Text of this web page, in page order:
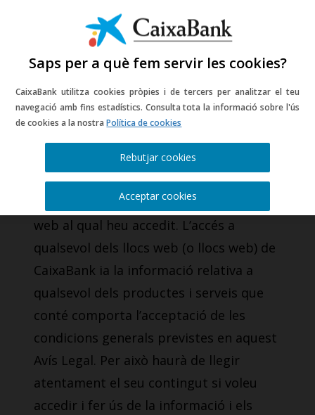
Saps per a què fem servir les cookies?
CaixaBank utilitza cookies pròpies i de tercers per analitzar el teu
navegació amb fins estadístics. Consulta tota la informació sobre l'ús
de cookies a la nostraPolítica de cookies
Rebutjar cookies
Acceptar cookies
Informació legal del
portal web
CaixaBank, S.A. (d’ara endavant
CaixaBank) és l’entitat titular del lloc
web al qual heu accedit. L’accés a
qualsevol dels llocs web (o llocs web) de
CaixaBank ia la informació relativa a
qualsevol dels productes i serveis que
conté comporta l’acceptació de les
condicions generals previstes en aquest
Avís Legal. Per això haurà de llegir
atentament el seu contingut si voleu
accedir i fer ús de la informació i els